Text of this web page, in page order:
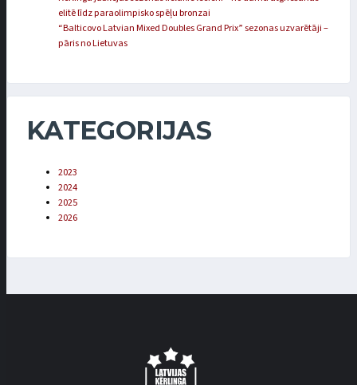
elitē līdz paraolimpisko spēļu bronzai
“Balticovo Latvian Mixed Doubles Grand Prix” sezonas uzvarētāji –
pāris no Lietuvas
KATEGORIJAS
2023
2024
2025
2026